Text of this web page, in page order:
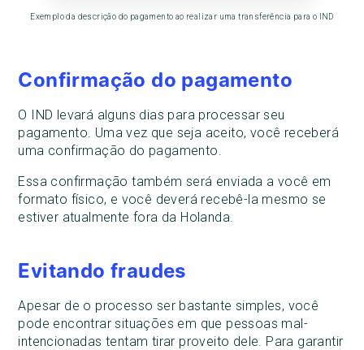
Exemplo da descrição do pagamento ao realizar uma transferência para o IND
Confirmação do pagamento
O IND levará alguns dias para processar seu
pagamento. Uma vez que seja aceito, você receberá
uma confirmação do pagamento.
Essa confirmação também será enviada a você em
formato físico, e você deverá recebê-la mesmo se
estiver atualmente fora da Holanda.
Evitando fraudes
Apesar de o processo ser bastante simples, você
pode encontrar situações em que pessoas mal-
intencionadas tentam tirar proveito dele. Para garantir